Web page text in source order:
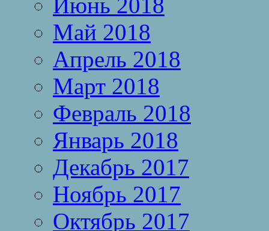
Май 2018
Апрель 2018
Март 2018
Февраль 2018
Январь 2018
Декабрь 2017
Ноябрь 2017
Октябрь 2017